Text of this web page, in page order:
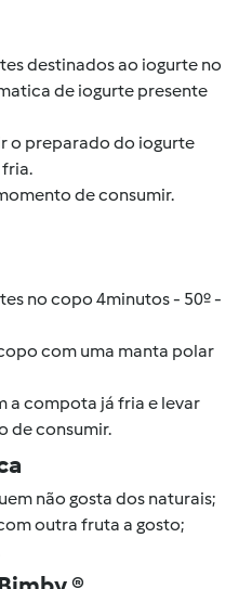
destinados ao iogurte no
de iogurte presente
o preparado do iogurte
de consumir.
no copo 4minutos - 50º -
com uma manta polar
a compota já fria e levar
de consumir.
não gosta dos naturais;
outra fruta a gosto;